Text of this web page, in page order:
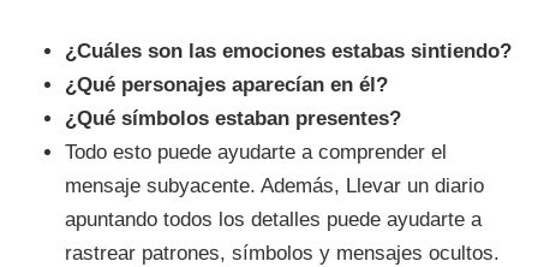
¿Cuáles son las emociones estabas sintiendo?
¿Qué personajes aparecían en él?
¿Qué símbolos estaban presentes?
Todo esto puede ayudarte a comprender el
mensaje subyacente. Además, Llevar un diario
apuntando todos los detalles puede ayudarte a
rastrear patrones, símbolos y mensajes ocultos.